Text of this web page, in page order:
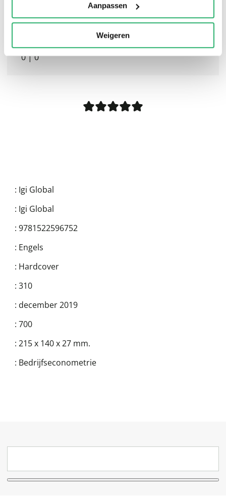
Aanpassen
Weigeren
0|0
: Igi Global
: Igi Global
: 9781522596752
: Engels
: Hardcover
: 310
: december 2019
: 700
: 215 x 140 x 27 mm.
: Bedrijfseconometrie